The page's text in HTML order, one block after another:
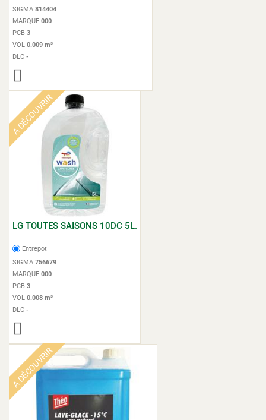
SIGMA 814404
MARQUE 000
PCB 3
VOL 0.009 m³
DLC -
A DÉCOUVRIR
LG TOUTES SAISONS 10DC 5L.
Entrepot
SIGMA 756679
MARQUE 000
PCB 3
VOL 0.008 m³
DLC -
A DÉCOUVRIR